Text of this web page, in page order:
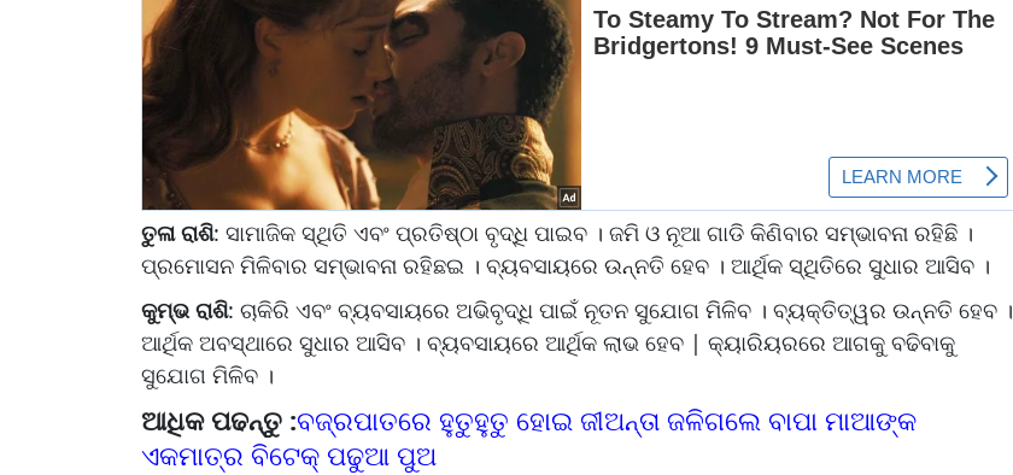
ତୁଳା ରାଶି: ସାମାଜିକ ସ୍ଥିତି ଏବଂ ପ୍ରତିଷ୍ଠା ବୃଦ୍ଧି ପାଇବ । ଜମି ଓ ନୂଆ ଗାଡି କିଣିବାର ସମ୍ଭାବନା ରହିଛି ।
ପ୍ରମୋସନ ମିଳିବାର ସମ୍ଭାବନା ରହିଛଇ । ବ୍ୟବସାୟରେ ଉନ୍ନତି ହେବ । ଆର୍ଥିକ ସ୍ଥିତିରେ ସୁଧାର ଆସିବ ।
କୁମ୍ଭ ରାଶି: ଚାକିରି ଏବଂ ବ୍ୟବସାୟରେ ଅଭିବୃଦ୍ଧି ପାଇଁ ନୂତନ ସୁଯୋଗ ମିଳିବ । ବ୍ୟକ୍ତିତ୍ୱର ଉନ୍ନତି ହେବ ।
ଆର୍ଥିକ ଅବସ୍ଥାରେ ସୁଧାର ଆସିବ । ବ୍ୟବସାୟରେ ଆର୍ଥିକ ଲାଭ ହେବ | କ୍ୟାରିୟରରେ ଆଗକୁ ବଢିବାକୁ
ସୁଯୋଗ ମିଳିବ ।
ଆଧିକ ପଢନ୍ତୁ :ବଜ୍ରପାତରେ ହୁତୁହୁତୁ ହୋଇ ଜୀଅନ୍ତା ଜଳିଗଲେ ବାପା ମାଆଙ୍କ
ଏକମାତ୍ର ବିଟେକ୍ ପଢୁଆ ପୁଅ